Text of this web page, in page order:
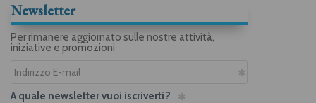
Newsletter
Per rimanere aggiornato sulle nostre attività,
iniziative e promozioni
A quale newsletter vuoi iscriverti?